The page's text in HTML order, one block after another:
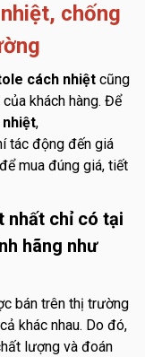
chống
cách nhiệt cũng
khách hàng. Để
,
tác động đến giá
mua đúng giá, tiết
nhất chỉ có tại
hãng như
bán trên thị trường
khác nhau. Do đó,
lượng và đoán